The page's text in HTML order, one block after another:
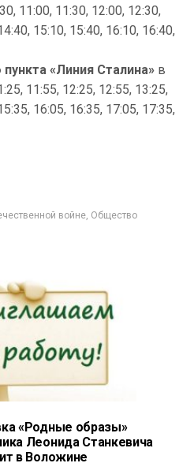
11:00, 11:30, 12:00, 12:30,
15:10, 15:40, 16:10, 16:40,
«Линия Сталина» в
11:55, 12:25, 12:55, 13:25,
16:05, 16:35, 17:05, 17:35,
войне, Общество
«Родные образы»
Леонида Станкевича
в Воложине